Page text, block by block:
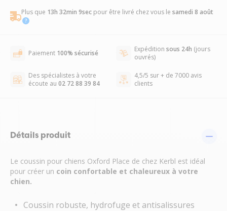
Plus que 13h 32min 8sec pour être livré chez vous le samedi 8 août
Paiement 100% sécurisé Expédition sous 24h (jours
ouvrés)
Des spécialistes à votre
écoute au 02 72 88 39 84
4,5/5 sur + de 7000 avis
clients
Détails produit
Le coussin pour chiens Oxford Place de chez Kerbl est idéal
pour créer un coin confortable et chaleureux à votre
chien.
Coussin robuste, hydrofuge et antisalissures